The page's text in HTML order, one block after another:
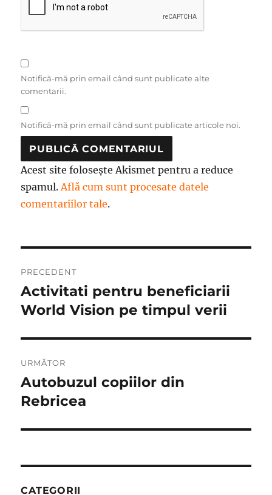
Notifică-mă prin email când sunt publicate alte
comentarii.
Notifică-mă prin email când sunt publicate articole noi.
Acest site folosește Akismet pentru a reduce
spamul.Află cum sunt procesate datele
comentariilor tale.
în
articole
PRECEDENT
Articolul
anterior:
Activitati pentru beneficiarii
World Vision pe timpul verii
URMĂTOR
Articolul
următor:
Autobuzul copiilor din
Rebricea
CATEGORII